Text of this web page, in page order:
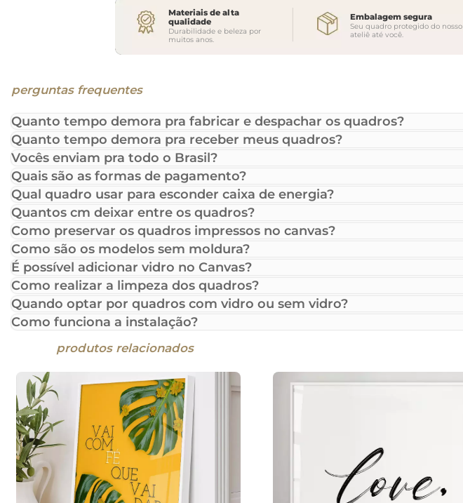
Materiais de alta
qualidade
Durabilidade e beleza por
muitos anos.
Embalagem segura
Seu quadro protegido do nosso
ateliê até você.
perguntas frequentes
Quanto tempo demora pra fabricar e despachar os quadros?
Quanto tempo demora pra receber meus quadros?
Vocês enviam pra todo o Brasil?
Quais são as formas de pagamento?
Qual quadro usar para esconder caixa de energia?
Quantos cm deixar entre os quadros?
Como preservar os quadros impressos no canvas?
Como são os modelos sem moldura?
É possível adicionar vidro no Canvas?
Como realizar a limpeza dos quadros?
Quando optar por quadros com vidro ou sem vidro?
Como funciona a instalação?
produtos relacionados